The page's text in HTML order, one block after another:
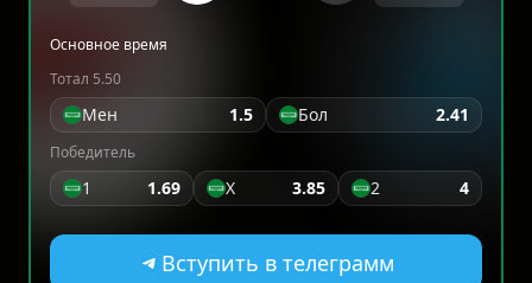
Основное время
Тотал 5.50
Мен 1.5 Бол 2.41
Победитель
1 1.69 X 3.85 2 4
Вступить в телеграмм